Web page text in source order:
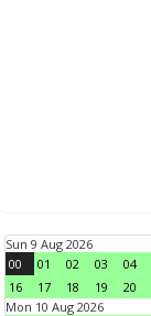
Sun 9 Aug 2026
00
01 02 03 04
16
17 18 19 20
Mon 10 Aug 2026